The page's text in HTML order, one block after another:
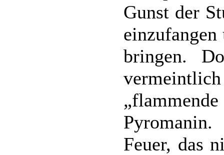
Gunst der
bringen.
Feuer, das